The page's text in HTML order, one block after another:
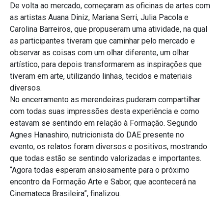
De volta ao mercado, começaram as oficinas de artes com
as artistas Auana Diniz, Mariana Serri, Julia Pacola e
Carolina Barreiros, que propuseram uma atividade, na qual
as participantes tiveram que caminhar pelo mercado e
observar as coisas com um olhar diferente, um olhar
artístico, para depois transformarem as inspirações que
tiveram em arte, utilizando linhas, tecidos e materiais
diversos.
No encerramento as merendeiras puderam compartilhar
com todas suas impressões desta experiência e como
estavam se sentindo em relação à Formação. Segundo
Agnes Hanashiro, nutricionista do DAE presente no
evento, os relatos foram diversos e positivos, mostrando
que todas estão se sentindo valorizadas e importantes.
“Agora todas esperam ansiosamente para o próximo
encontro da Formação Arte e Sabor, que acontecerá na
Cinemateca Brasileira”, finalizou.